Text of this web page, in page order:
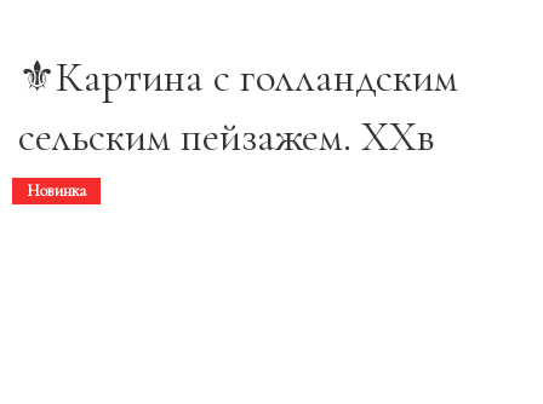
⚜️Картина с голландским
сельским пейзажем. ХХв
Новинка